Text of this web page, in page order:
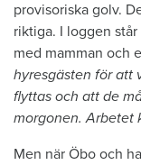
provisoriska golv.
riktiga. I loggen
med mamman och
hyresgästen för att
flyttas och att de
morgonen. Arbetet
Men när Öbo och